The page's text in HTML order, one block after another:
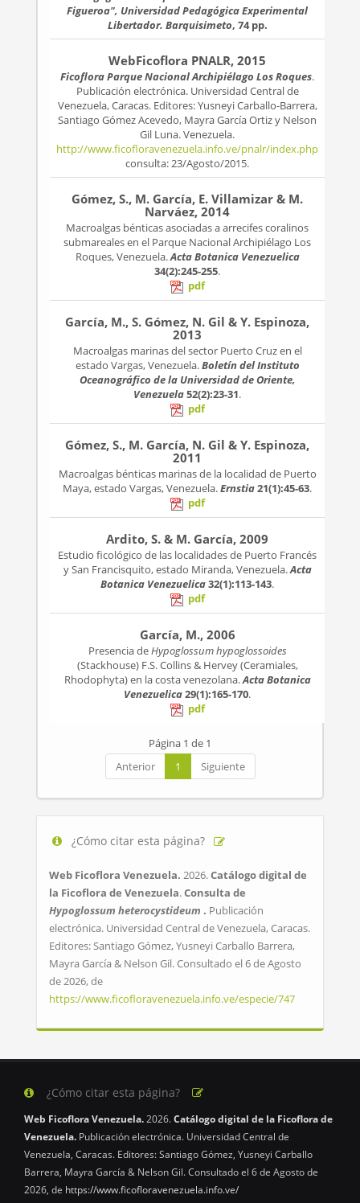
Figueroa", Universidad Pedagógica Experimental
Libertador. Barquisimeto, 74 pp.
WebFicoflora PNALR, 2015
Ficoflora Parque Nacional Archipiélago Los Roques.
Publicación electrónica. Universidad Central de
Venezuela, Caracas. Editores: Yusneyi Carballo-Barrera,
Santiago Gómez Acevedo, Mayra García Ortiz y Nelson
Gil Luna. Venezuela.
http://www.ficofloravenezuela.info.ve/pnalr/index.php
consulta: 23/Agosto/2015.
Gómez, S., M. García, E. Villamizar & M.
Narváez, 2014
Macroalgas bénticas asociadas a arrecifes coralinos
submareales en el Parque Nacional Archipiélago Los
Roques, Venezuela.Acta Botanica Venezuelica
34(2):245-255.
pdf
García, M., S. Gómez, N. Gil & Y. Espinoza,
2013
Macroalgas marinas del sector Puerto Cruz en el
estado Vargas, Venezuela.Boletín del Instituto
Oceanográfico de la Universidad de Oriente,
Venezuela52(2):23-31.
pdf
Gómez, S., M. García, N. Gil & Y. Espinoza,
2011
Macroalgas bénticas marinas de la localidad de Puerto
Maya, estado Vargas, Venezuela.Ernstia21(1):45-63.
pdf
Ardito, S. & M. García, 2009
Estudio ficológico de las localidades de Puerto Francés
y San Francisquito, estado Miranda, Venezuela.Acta
Botanica Venezuelica32(1):113-143.
pdf
García, M., 2006
Presencia deHypoglossum hypoglossoides
(Stackhouse) F.S. Collins & Hervey (Ceramiales,
Rhodophyta) en la costa venezolana.Acta Botanica
Venezuelica29(1):165-170.
pdf
Página 1 de 1
Anterior
1 Siguiente
¿Cómo citar esta página?
Web Ficoflora Venezuela. 2026.Catálogo digital de
la Ficoflora de Venezuela.Consulta de
Hypoglossum heterocystideum . Publicación
electrónica. Universidad Central de Venezuela, Caracas.
Editores: Santiago Gómez, Yusneyi Carballo Barrera,
Mayra García & Nelson Gil. Consultado el 6 de Agosto
de 2026, de
https://www.ficofloravenezuela.info.ve/especie/747
¿Cómo citar esta página?
Web Ficoflora Venezuela.2026.Catálogo digital de la Ficoflora de
Venezuela. Publicación electrónica. Universidad Central de
Venezuela, Caracas. Editores: Santiago Gómez, Yusneyi Carballo
Barrera, Mayra García & Nelson Gil. Consultado el 6 de Agosto de
2026, de https://www.ficofloravenezuela.info.ve/